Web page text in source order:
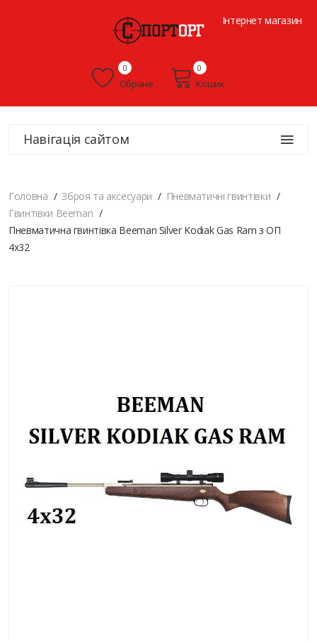
Інтернет магазин
Обране
0
Кошик
0
Навігація сайтом
Головна Зброя та аксесуари
Пневматичні гвинтівки
Гвинтівки Beeman
Пневматична гвинтівка Beeman Silver Kodiak Gas Ram з ОП
4х32